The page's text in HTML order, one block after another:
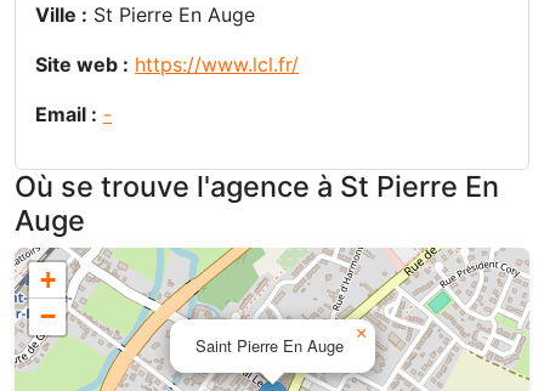
Ville : St Pierre En Auge
Site web : https://www.lcl.fr/
Email : -
Où se trouve l'agence à St Pierre En
Auge
Saint Pierre En Auge
×
+
−